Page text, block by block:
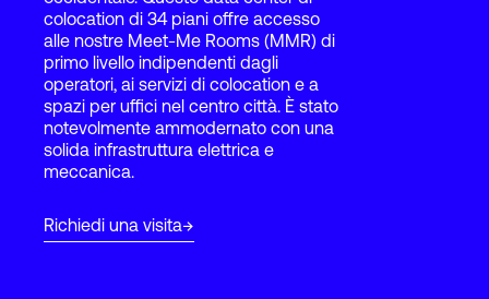
Accesso
colocation di 34 piani offre accesso
alle nostre Meet-Me Rooms (MMR) di
primo livello indipendenti dagli
operatori, ai servizi di colocation e a
spazi per uffici nel centro città. È stato
notevolmente ammodernato con una
solida infrastruttura elettrica e
meccanica.
Richiedi una visita